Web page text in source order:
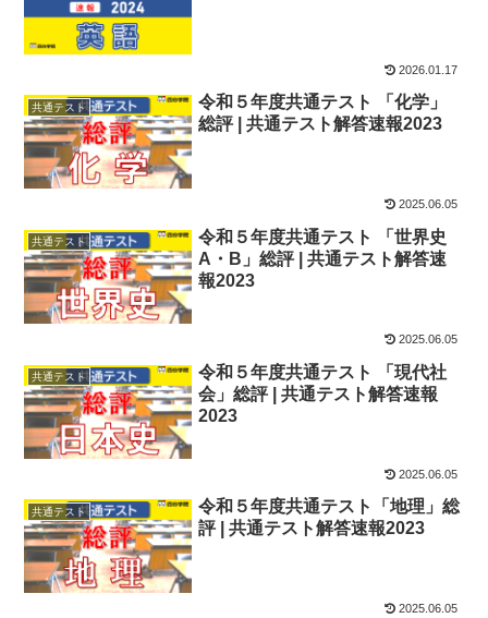
2026.01.17
共通テスト
令和５年度共通テスト 「化学」
総評 | 共通テスト解答速報2023
2025.06.05
共通テスト
令和５年度共通テスト 「世界史
A・B」総評 | 共通テスト解答速
報2023
2025.06.05
共通テスト
令和５年度共通テスト 「現代社
会」総評 | 共通テスト解答速報
2023
2025.06.05
共通テスト
令和５年度共通テスト「地理」総
評 | 共通テスト解答速報2023
2025.06.05